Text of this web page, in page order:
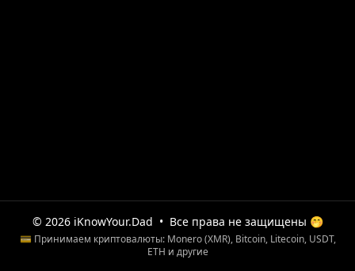
© 2026 iKnowYour.Dad • Все права не защищены 🤭
💳 Принимаем криптовалюты: Monero (XMR), Bitcoin, Litecoin, USDT,
ETH и другие